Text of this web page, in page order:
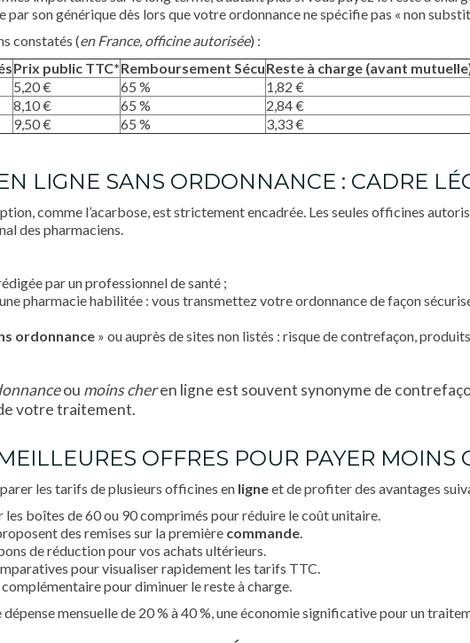
son générique dès lors que votre ordonnance ne spécifie pas « non
constatés (en France, officine autorisée) :
Prix public TTC*Remboursement SécuReste à charge (avant
5,20 € 65 %
1,82 €
8,10 € 65 %
2,84 €
9,50 € 65 % 3,33 €
LIGNE SANS ORDONNANCE : CADRE
comme l’acarbose, est strictement encadrée. Les seules officines
des pharmaciens.
par un professionnel de santé ;
pharmacie habilitée : vous transmettez votre ordonnance de façon
ordonnance » ou auprès de sites non listés : risque de contrefaçon,
ou moins cheren ligne est souvent synonyme de
votre traitement.
OFFRES POUR PAYER MOINS
les tarifs de plusieurs officines en ligneet de profiter des avantages
les boîtes de 60 ou 90 comprimés pour réduire le coût unitaire.
des remises sur la première commande.
de réduction pour vos achats ultérieurs.
pour visualiser rapidement les tarifs TTC.
pour diminuer le reste à charge.
mensuelle de 20 % à 40 %, une économie significative pour un